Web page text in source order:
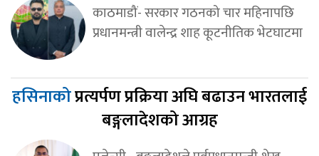
काठमाडौं- सरकार गठनको चार महिनापछि
प्रधानमन्त्री वालेन्द्र शाह कूटनीतिक भेटघाटमा
हसिनाकोप्रत्यर्पण प्रक्रिया अघि बढाउन भारतलाई
बङ्गलादेशको आग्रह